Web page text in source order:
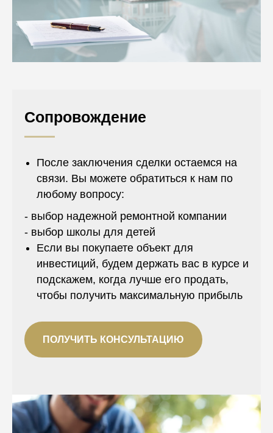
Сопровождение
После заключения сделки остаемся на
связи. Вы можете обратиться к нам по
любому вопросу:
- выбор надежной ремонтной компании
- выбор школы для детей
Если вы покупаете объект для
инвестиций, будем держать вас в курсе и
подскажем, когда лучше его продать,
чтобы получить максимальную прибыль
ПОЛУЧИТЬ КОНСУЛЬТАЦИЮ